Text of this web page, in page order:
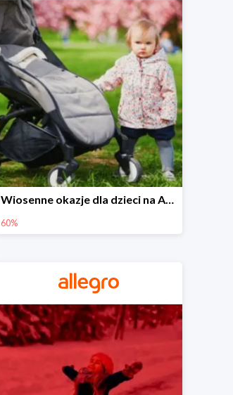
Wiosenne okazje dla dzieci na Allegro do -60%
60%